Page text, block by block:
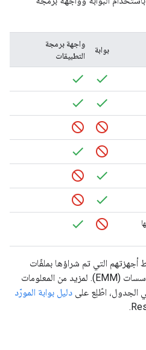
بوابة
واجهة برمجة
التطبيقات
أجهزتهم التي تم شراؤها بملفّات
تكوين إدارة الخدمات الجوّالة للمؤسسات (EMM). لمزيد من المعلومات
الجدول، اطّلِع على دليل بوابة المورّد